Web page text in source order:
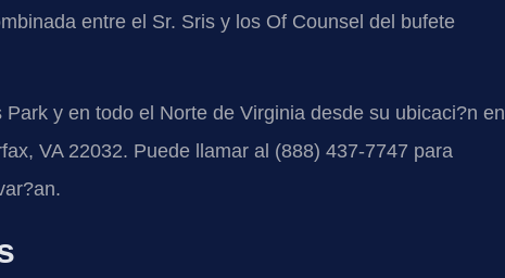
entre el Sr. Sris y los Of Counsel del bufete
y en todo el Norte de Virginia desde su ubicaci?n en
VA 22032. Puede llamar al (888) 437-7747 para